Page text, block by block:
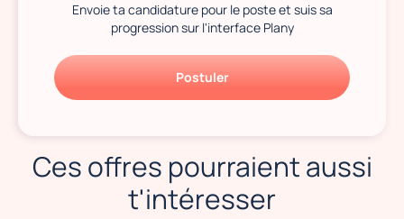
Envoie ta candidature pour le poste et suis sa
progression sur l'interface Plany
Postuler
Ces offres pourraient aussi
t'intéresser